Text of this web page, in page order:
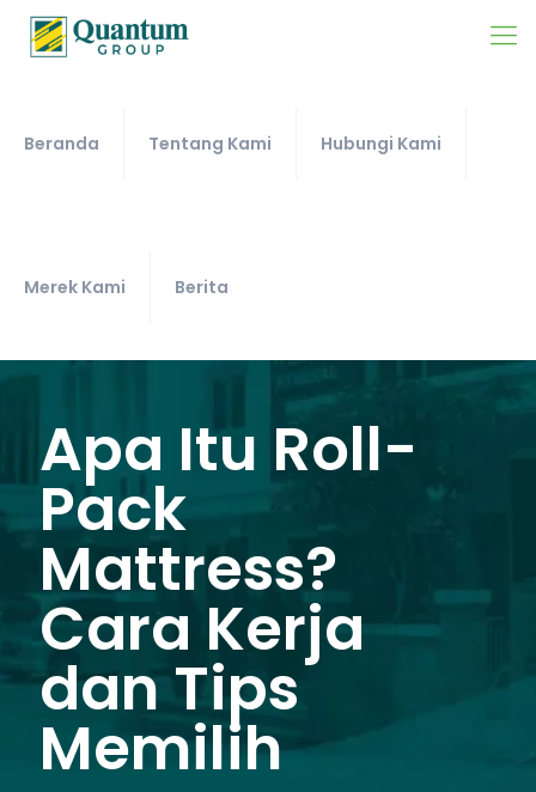
Beranda Tentang Kami Hubungi Kami
Merek Kami Berita
Apa Itu Roll-
Pack
Mattress?
Cara Kerja
dan Tips
Memilih